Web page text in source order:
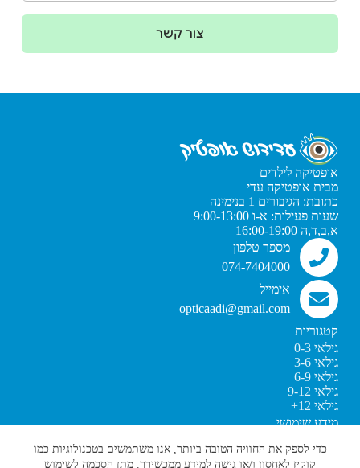
כדי לספק את החוויה הטובה ביותר, אנו משתמשים בטכנולוגיות כמו
קוקיז לאחסון ו/או גישה למידע ממכשירך. מתן הסכמה לשימוש
צור קשר
אופטיקה לילדים
מבית אופטיקה עדי
כתובת: הגיבורים 1 בנימינה
שעות פעילות: א-ו 9:00-13:00
א,ב,ד,ה 16:00-19:00
קטגוריות
גילאי 0-3
גילאי 3-6
גילאי 6-9
גילאי 9-12
גילאי 12+
מידע שימושי
תקנון האתר
מספר טלפון
074-7404000
אימייל
opticaadi@gmail.com